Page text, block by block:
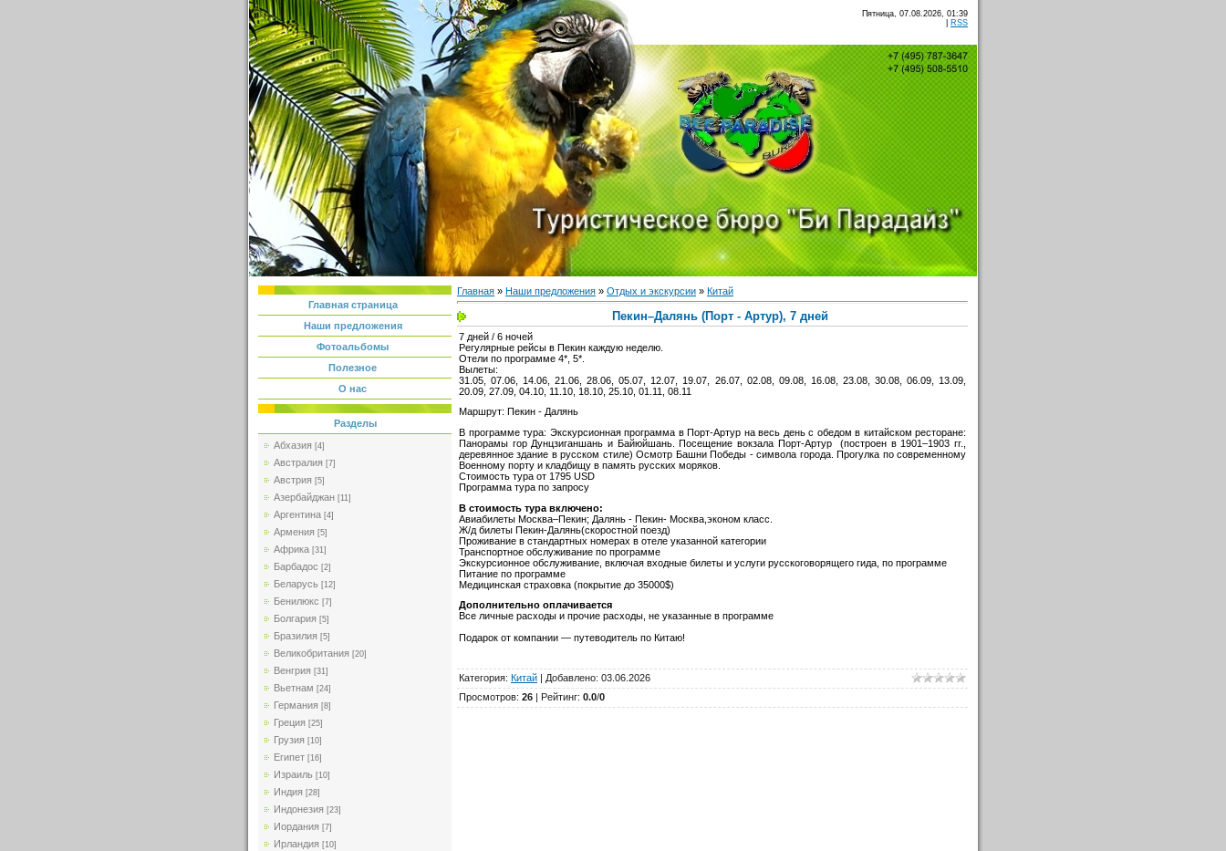
Пятница, 07.08.2026, 01:39
RSS
Главная страница
Наши предложения
Фотоальбомы
Полезное
О нас
Разделы
Абхазия [4]
Австралия [7]
Австрия [5]
Азербайджан [11]
Аргентина [4]
Армения [5]
Африка [31]
Барбадос [2]
Беларусь [12]
Бенилюкс [7]
Болгария [5]
Бразилия [5]
Великобритания [20]
Венгрия [31]
Вьетнам [24]
Германия [8]
Греция [25]
Грузия [10]
Египет [16]
Израиль [10]
Индия [28]
Индонезия [23]
Иордания [7]
Ирландия [10]
Главная » Наши предложения » Отдых и экскурсии » Китай
Пекин–Далянь (Порт - Артур), 7 дней
7 дней / 6 ночей
Регулярные рейсы в Пекин каждую неделю.
Отели по программе 4*, 5*.
Вылеты:
31.05, 07.06, 14.06, 21.06, 28.06, 05.07, 12.07, 19.07, 26.07, 02.08, 09.08, 16.08, 23.08, 30.08, 06.09, 13.09,
20.09, 27.09, 04.10, 11.10, 18.10, 25.10, 01.11, 08.11
Маршрут: Пекин - Далянь
В программе тура: Экскурсионная программа в Порт-Артур на весь день с обедом в китайском ресторане:
Панорамы гор Дунцзиганшань и Байюйшань. Посещение вокзала Порт-Артур (построен в 1901–1903 гг.,
деревянное здание в русском стиле) Осмотр Башни Победы - символа города. Прогулка по современному
Военному порту и кладбищу в память русских моряков.
Стоимость тура от 1795 USD
Программа тура по запросу
В стоимость тура включено:
Авиабилеты Москва–Пекин; Далянь - Пекин- Москва,эконом класс.
Ж/д билеты Пекин-Далянь(скоростной поезд)
Проживание в стандартных номерах в отеле указанной категории
Транспортное обслуживание по программе
Экскурсионное обслуживание, включая входные билеты и услуги русскоговорящего гида, по программе
Питание по программе
Медицинская страховка (покрытие до 35000$)
Дополнительно оплачивается
Все личные расходы и прочие расходы, не указанные в программе
Подарок от компании — путеводитель по Китаю!​​​​
Категория: Китай | Добавлено: 03.06.2026
Просмотров: 26 | Рейтинг: 0.0/0